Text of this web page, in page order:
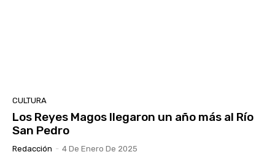
CULTURA
Los Reyes Magos llegaron un año más al Río
San Pedro
Redacción - 4 De Enero De 2025